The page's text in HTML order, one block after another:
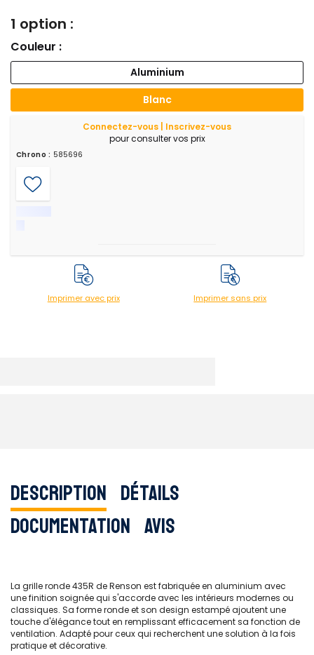
1 option :
Couleur :
Aluminium
Blanc
Connectez-vous | Inscrivez-vous
pour consulter vos prix
Chrono : 585696
Imprimer avec prix Imprimer sans prix
Description Détails
Documentation Avis
La grille ronde 435R de Renson est fabriquée en aluminium avec
une finition soignée qui s'accorde avec les intérieurs modernes ou
classiques. Sa forme ronde et son design estampé ajoutent une
touche d'élégance tout en remplissant efficacement sa fonction de
ventilation. Adapté pour ceux qui recherchent une solution à la fois
pratique et décorative.